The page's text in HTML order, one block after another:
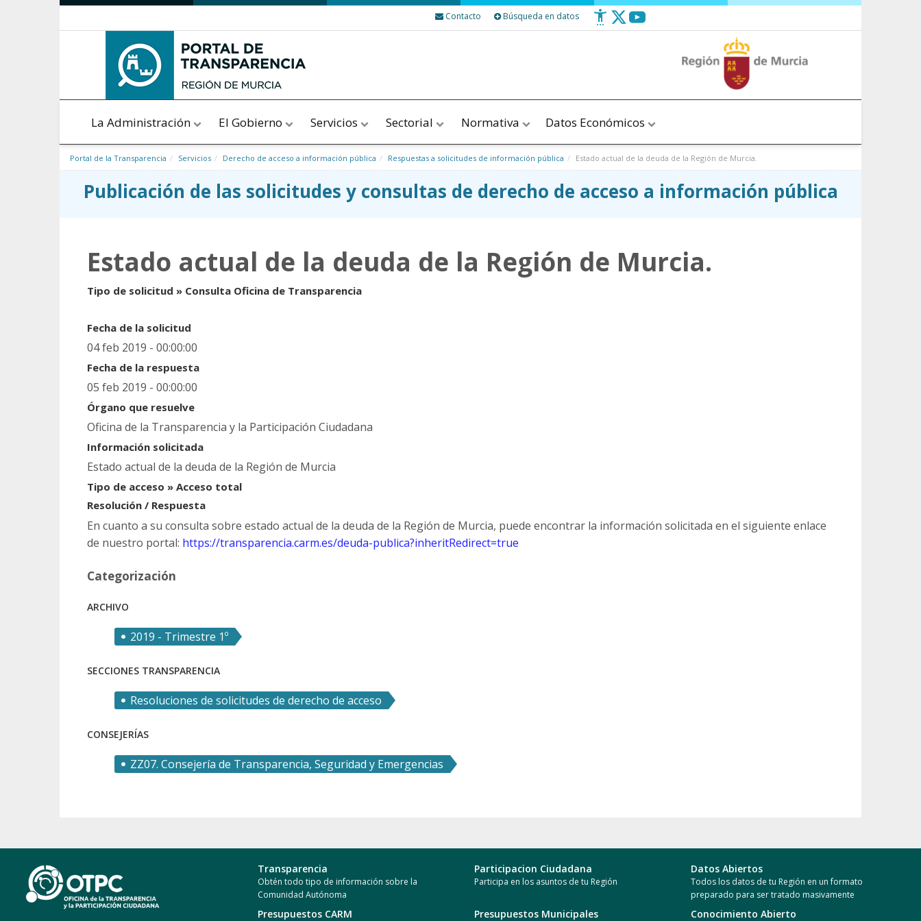
Saltar al contenido
Contacto Búsqueda en datos
La Administración El Gobierno Servicios Sectorial Normativa Datos Económicos
Portal de la Transparencia Servicios Derecho de acceso a información pública Respuestas a solicitudes de información pública Estado actual de la deuda de la Región de Murcia.
Publicación de las solicitudes y consultas de derecho de acceso a información pública
Estado actual de la deuda de la Región de Murcia.
Tipo de solicitud » Consulta Oficina de Transparencia
Fecha de la solicitud
04 feb 2019 - 00:00:00
Fecha de la respuesta
05 feb 2019 - 00:00:00
Órgano que resuelve
Oficina de la Transparencia y la Participación Ciudadana
Información solicitada
Estado actual de la deuda de la Región de Murcia
Tipo de acceso » Acceso total
Resolución / Respuesta
En cuanto a su consulta sobre estado actual de la deuda de la Región de Murcia, puede encontrar la información solicitada en el siguiente enlace
de nuestro portal: https://transparencia.carm.es/deuda-publica?inheritRedirect=true
Categorización
ARCHIVO
2019 - Trimestre 1º
SECCIONES TRANSPARENCIA
Resoluciones de solicitudes de derecho de acceso
CONSEJERÍAS
ZZ07. Consejería de Transparencia, Seguridad y Emergencias
Transparencia
Obtén todo tipo de información sobre la
Comunidad Autónoma
Participacion Ciudadana
Participa en los asuntos de tu Región
Datos Abiertos
Todos los datos de tu Región en un formato
preparado para ser tratado masivamente
Presupuestos CARM Presupuestos Municipales Conocimiento Abierto